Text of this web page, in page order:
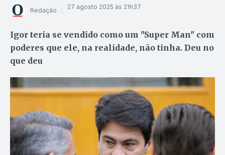
Redação 27 agosto 2025 às 21h37
Igor teria se vendido como um "Super Man" com
poderes que ele, na realidade, não tinha. Deu no
que deu